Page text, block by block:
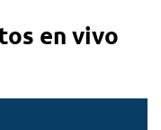
en vivo